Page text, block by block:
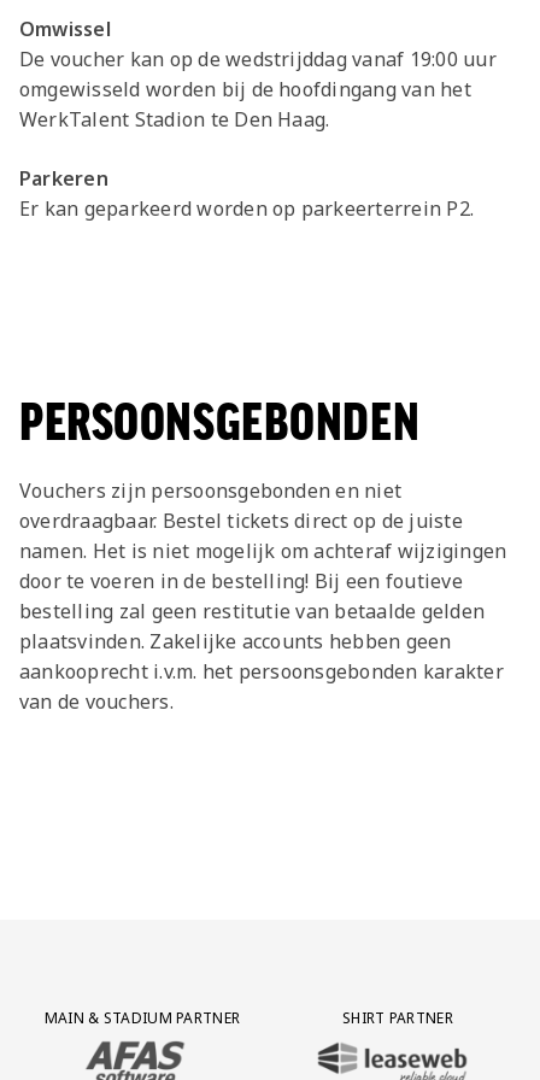
Omwissel
De voucher kan op de wedstrijddag vanaf 19:00 uur
omgewisseld worden bij de hoofdingang van het
WerkTalent Stadion te Den Haag.
Parkeren
Er kan geparkeerd worden op parkeerterrein P2.
PERSOONSGEBONDEN
Vouchers zijn persoonsgebonden en niet
overdraagbaar. Bestel tickets direct op de juiste
namen. Het is niet mogelijk om achteraf wijzigingen
door te voeren in de bestelling! Bij een foutieve
bestelling zal geen restitutie van betaalde gelden
plaatsvinden. Zakelijke accounts hebben geen
aankooprecht i.v.m. het persoonsgebonden karakter
van de vouchers.
Partner Logos Grid
MAIN & STADIUM PARTNER
BEZOEK ONZE MAIN & STADIUM PARTNER AFAS SOFTWARE
SHIRT PARTNER
BEZOEK ONZE SHIRT PARTNER